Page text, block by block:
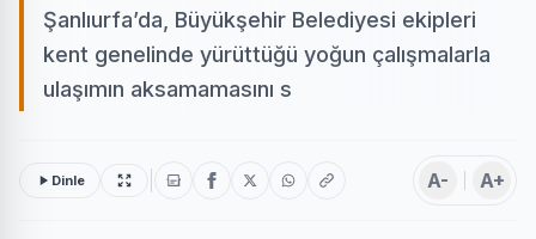
Şanlıurfa’da, Büyükşehir Belediyesi ekipleri
kent genelinde yürüttüğü yoğun çalışmalarla
ulaşımın aksamamasını s
Dinle A- A+